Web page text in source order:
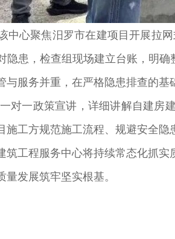
心聚焦汨罗市在建项目开展拉网
隐患，检查组现场建立台账，明
务并重，在严格隐患排查的基
对一政策宣讲，详细讲解自建房
工方规范施工流程、规避安全
程服务中心将持续常态化抓实
发展筑牢坚实根基。